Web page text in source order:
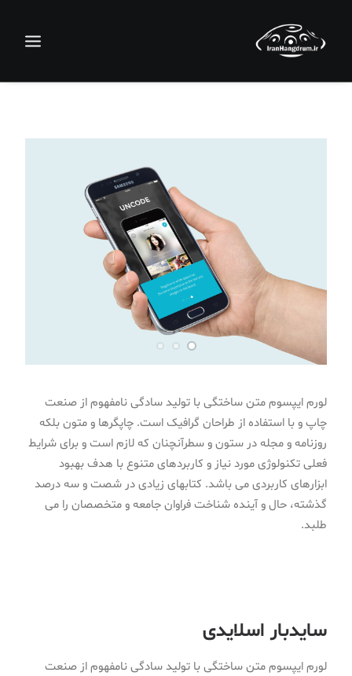
جستجو
سبد خرید
لورم ایپسوم متن ساختگی با تولید سادگی نامفهوم از صنعت
چاپ و با استفاده از طراحان گرافیک است. چاپگرها و متون بلکه
روزنامه و مجله در ستون و سطرآنچنان که لازم است و برای شرایط
فعلی تکنولوژی مورد نیاز و کاربردهای متنوع با هدف بهبود
ابزارهای کاربردی می باشد. کتابهای زیادی در شصت و سه درصد
گذشته، حال و آینده شناخت فراوان جامعه و متخصصان را می
طلبد.
سایدبار اسلایدی
لورم ایپسوم متن ساختگی با تولید سادگی نامفهوم از صنعت